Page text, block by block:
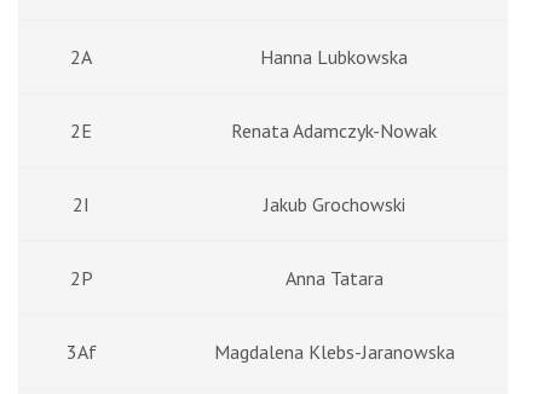
2A Hanna Lubkowska
2E Renata Adamczyk-Nowak
2I Jakub Grochowski
2P Anna Tatara
3Af Magdalena Klebs-Jaranowska